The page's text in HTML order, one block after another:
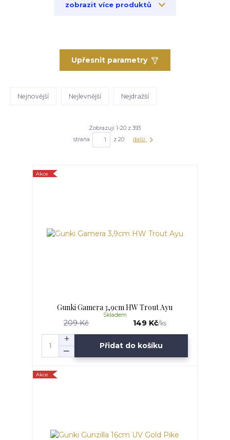
zobrazit více produktů
Upřesnit parametry
Nejnovější Nejlevnější Nejdražší
Zobrazuji 1-20 z 393
strana
z 20 další
Akce
Gunki Gamera 3,9cm HW Trout Ayu
209 Kč 149 Kč/ks
Skladem
Přidat do košíku
Akce